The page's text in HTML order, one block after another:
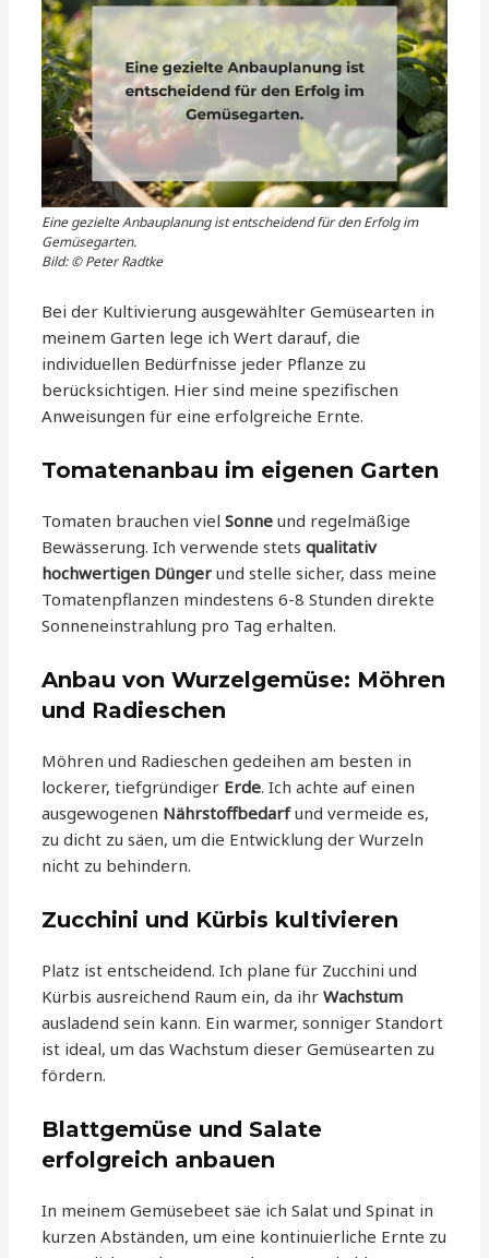
Eine gezielte Anbauplanung ist entscheidend für den Erfolg im
Gemüsegarten.
Bild: © Peter Radtke
Bei der Kultivierung ausgewählter Gemüsearten in
meinem Garten lege ich Wert darauf, die
individuellen Bedürfnisse jeder Pflanze zu
berücksichtigen. Hier sind meine spezifischen
Anweisungen für eine erfolgreiche Ernte.
Tomatenanbau im eigenen Garten
Tomaten brauchen vielSonne und regelmäßige
Bewässerung. Ich verwende stetsqualitativ
hochwertigen Dünger und stelle sicher, dass meine
Tomatenpflanzen mindestens 6-8 Stunden direkte
Sonneneinstrahlung pro Tag erhalten.
Anbau von Wurzelgemüse: Möhren
und Radieschen
Möhren und Radieschen gedeihen am besten in
lockerer, tiefgründiger Erde. Ich achte auf einen
ausgewogenen Nährstoffbedarfund vermeide es,
zu dicht zu säen, um die Entwicklung der Wurzeln
nicht zu behindern.
Zucchini und Kürbis kultivieren
Platz ist entscheidend. Ich plane für Zucchini und
Kürbis ausreichend Raum ein, da ihrWachstum
ausladend sein kann. Ein warmer, sonniger Standort
ist ideal, um das Wachstum dieser Gemüsearten zu
fördern.
Blattgemüse und Salate
erfolgreich anbauen
In meinem Gemüsebeet säe ich Salat und Spinat in
kurzen Abständen, um eine kontinuierliche Ernte zu